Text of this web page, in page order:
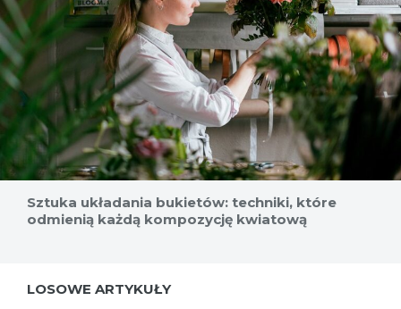
Sztuka układania bukietów: techniki, które
odmienią każdą kompozycję kwiatową
LOSOWE ARTYKUŁY